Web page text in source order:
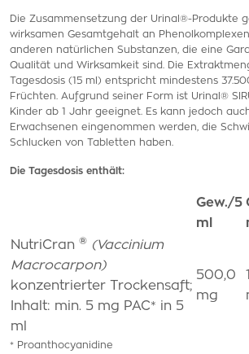
Die Zusammensetzung der Urinal®-Produkte
wirksamen Gesamtgehalt an
anderen natürlichen Substanzen, die eine
Qualität und Wirksamkeit sind. Die
Tagesdosis (15 ml) entspricht mindestens
Früchten. Aufgrund seiner Form ist Urinal®
Kinder ab 1 Jahr geeignet. Es kann jedoch
Erwachsenen eingenommen werden, die
Schlucken von Tabletten haben.
Die Tagesdosis enthält:
Gew./5
ml
NutriCran ® (Vaccinium
Macrocarpon)
konzentrierter Trockensaft;
Inhalt: min. 5 mg PAC* in 5
ml
500,0
mg
* Proanthocyanidine